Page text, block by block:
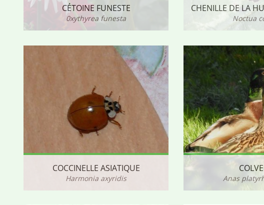
CÉTOINE FUNESTE
0xythyrea funesta Noctua
COCCINELLE ASIATIQUE
Harmonia axyridis Anas